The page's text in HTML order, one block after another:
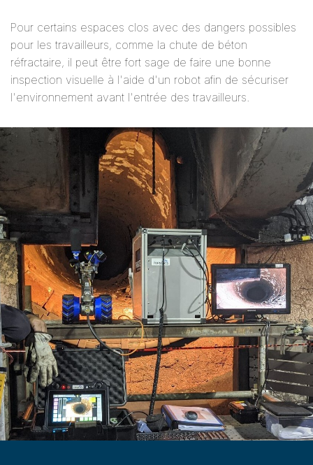
Pour certains espaces clos avec des dangers possibles
pour les travailleurs, comme la chute de béton
réfractaire, il peut être fort sage de faire une bonne
inspection visuelle à l'aide d'un robot afin de sécuriser
l'environnement avant l'entrée des travailleurs.